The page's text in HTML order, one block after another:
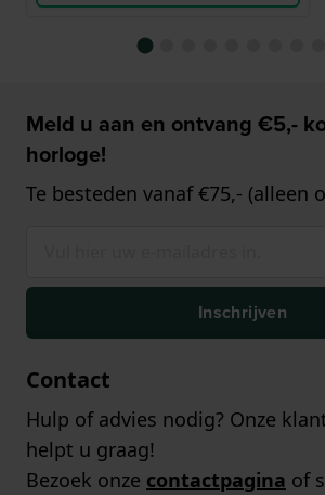
Meld u aan en ontvang €5,-
horloge!
Te besteden vanaf €75,- (alleen
Inschrijven
Contact
Hulp of advies nodig? Onze
helpt u graag!
Bezoek onze contactpagina of